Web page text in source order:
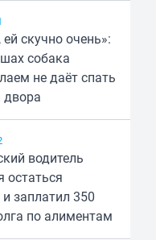
скучно очень»:
собака
не даёт спать
водитель
остаться
заплатил 350
по алиментам